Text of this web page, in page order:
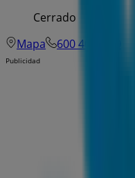
Cerrado
Mapa
600 40 40 90
Publicidad